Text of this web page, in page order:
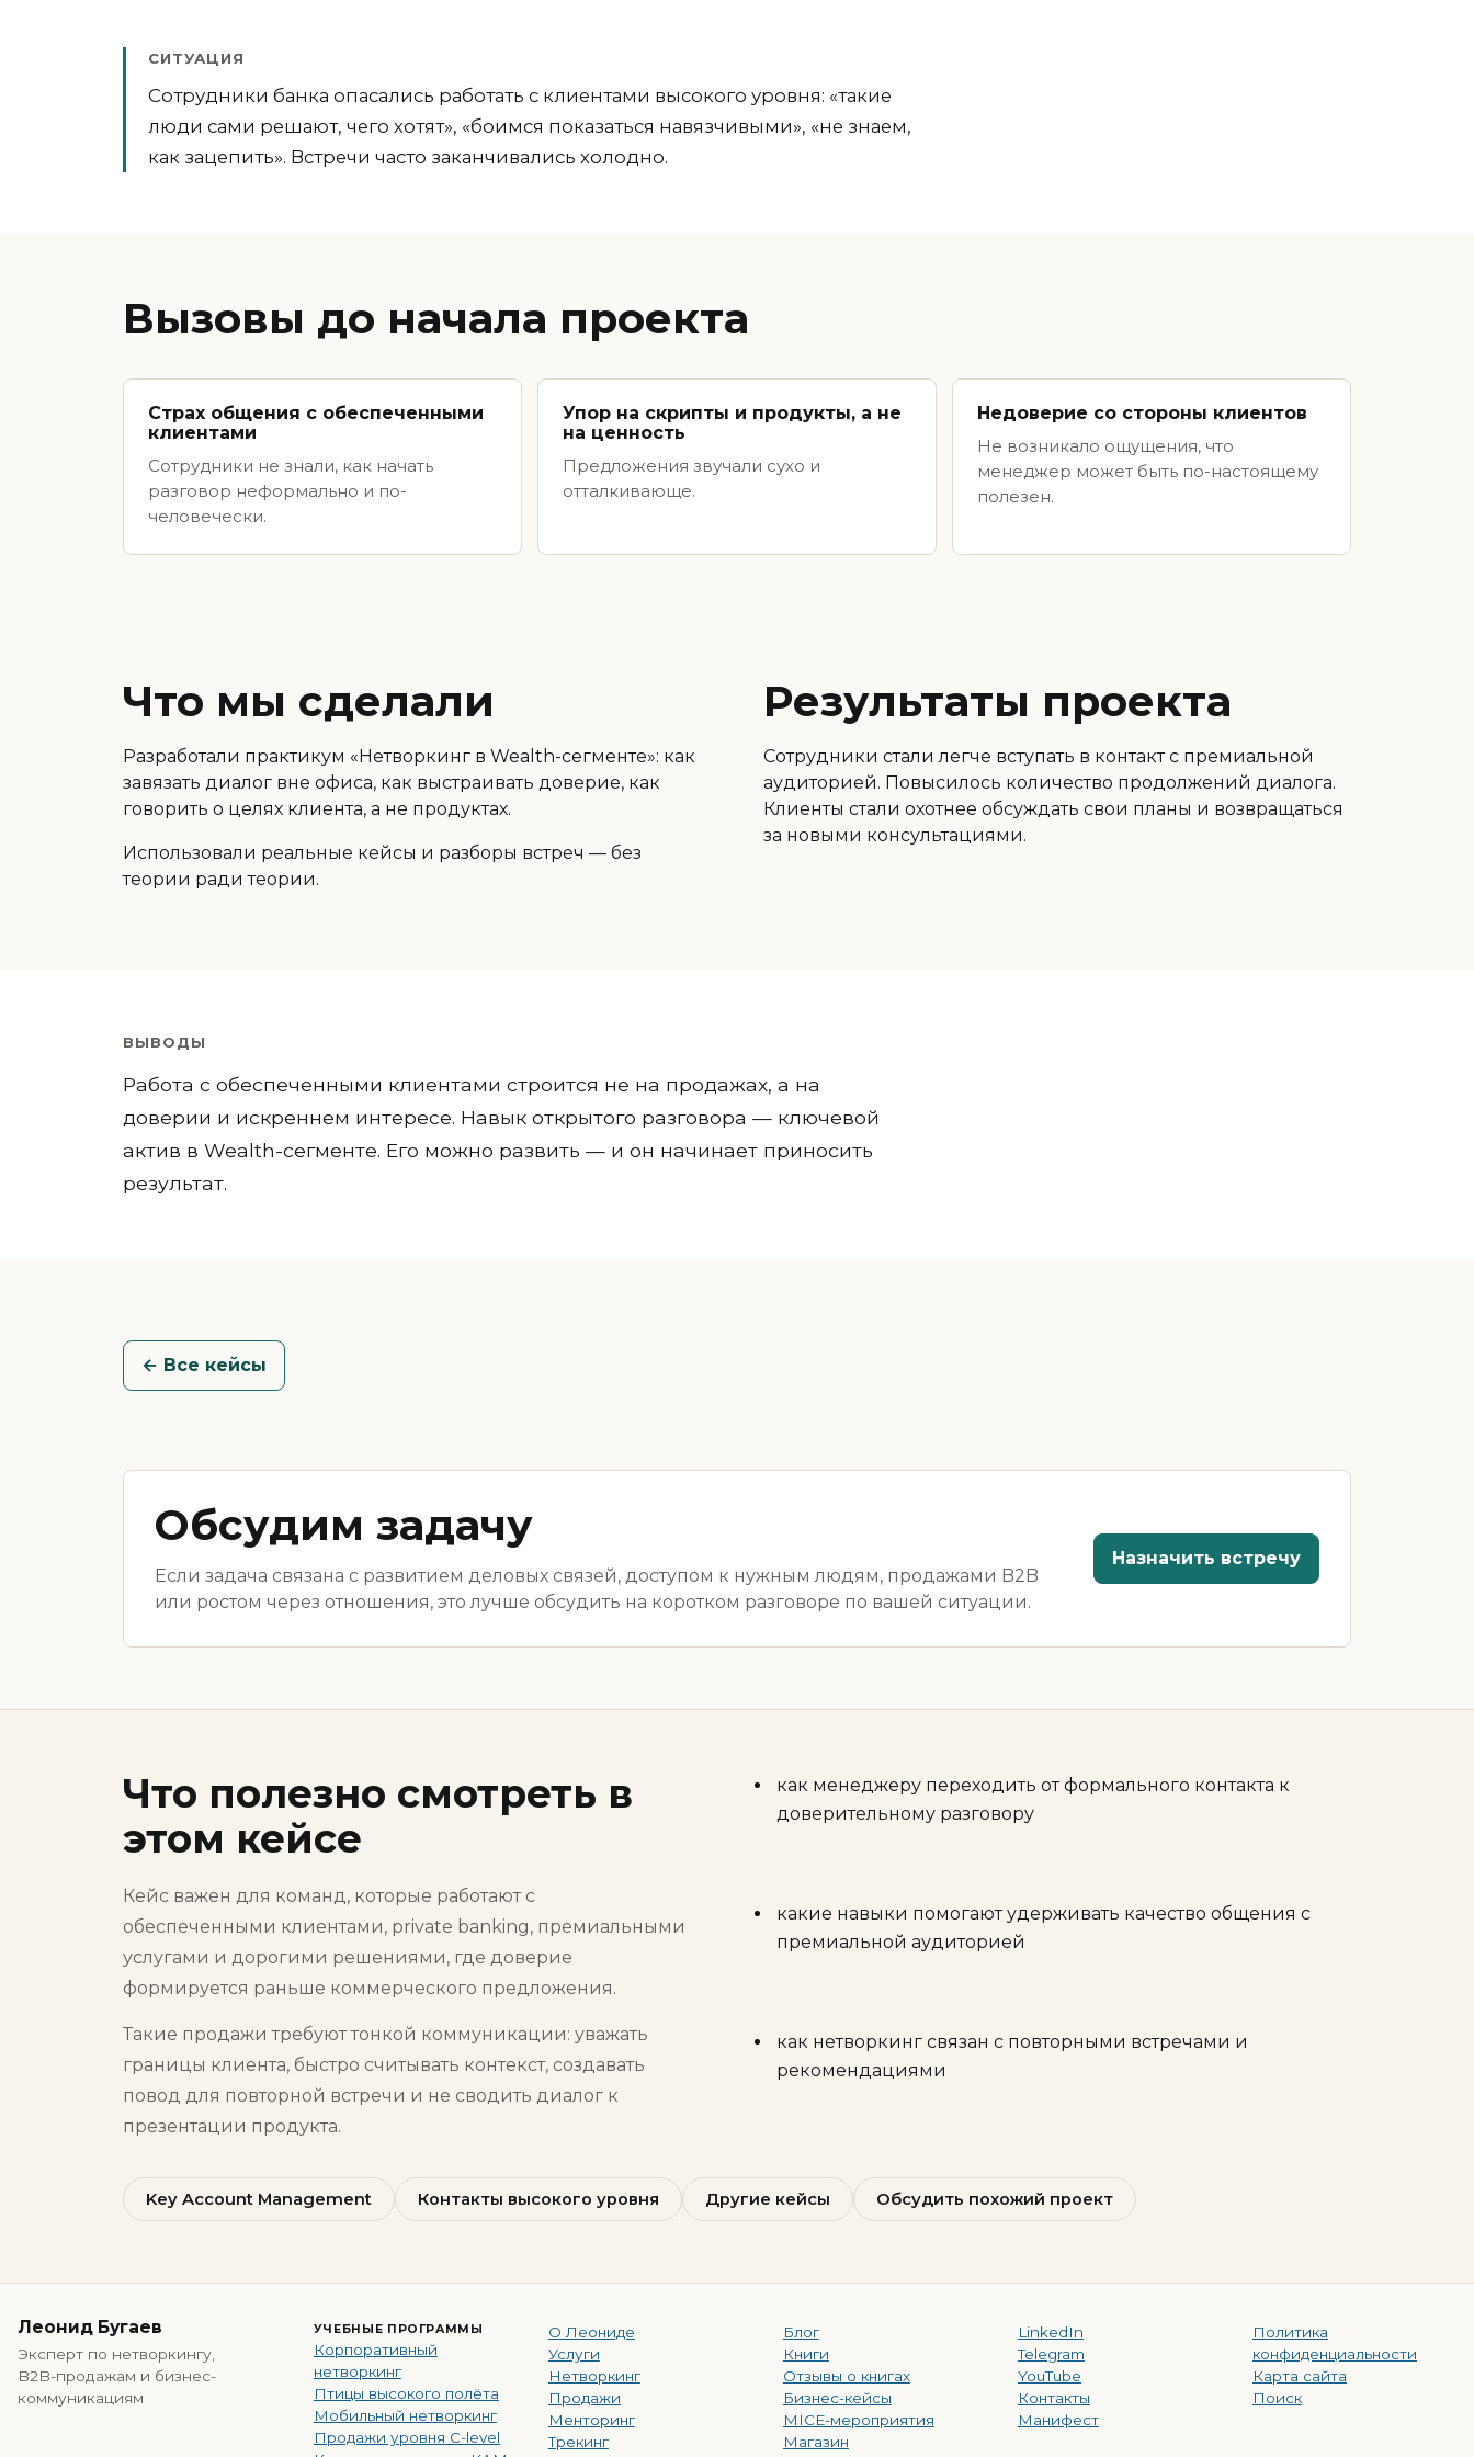
СИТУАЦИЯ
Сотрудники банка опасались работать с клиентами высокого уровня: «такие
люди сами решают, чего хотят», «боимся показаться навязчивыми», «не знаем,
как зацепить». Встречи часто заканчивались холодно.
Вызовы до начала проекта
Страх общения с обеспеченными
клиентами
Сотрудники не знали, как начать
разговор неформально и по-
человечески.
Упор на скрипты и продукты, а не
на ценность
Предложения звучали сухо и
отталкивающе.
Недоверие со стороны клиентов
Не возникало ощущения, что
менеджер может быть по-настоящему
полезен.
Что мы сделали
Разработали практикум «Нетворкинг в Wealth-сегменте»: как
завязать диалог вне офиса, как выстраивать доверие, как
говорить о целях клиента, а не продуктах.
Использовали реальные кейсы и разборы встреч — без
теории ради теории.
Результаты проекта
Сотрудники стали легче вступать в контакт с премиальной
аудиторией. Повысилось количество продолжений диалога.
Клиенты стали охотнее обсуждать свои планы и возвращаться
за новыми консультациями.
ВЫВОДЫ
Работа с обеспеченными клиентами строится не на продажах, а на
доверии и искреннем интересе. Навык открытого разговора — ключевой
актив в Wealth-сегменте. Его можно развить — и он начинает приносить
результат.
← Все кейсы
Обсудим задачу
Если задача связана с развитием деловых связей, доступом к нужным людям, продажами B2B
или ростом через отношения, это лучше обсудить на коротком разговоре по вашей ситуации.
Назначить встречу
Что полезно смотреть в
этом кейсе
Кейс важен для команд, которые работают с
обеспеченными клиентами, private banking, премиальными
услугами и дорогими решениями, где доверие
формируется раньше коммерческого предложения.
Такие продажи требуют тонкой коммуникации: уважать
границы клиента, быстро считывать контекст, создавать
повод для повторной встречи и не сводить диалог к
презентации продукта.
как менеджеру переходить от формального контакта к
доверительному разговору
какие навыки помогают удерживать качество общения с
премиальной аудиторией
как нетворкинг связан с повторными встречами и
рекомендациями
Key Account Management Контакты высокого уровня Другие кейсы Обсудить похожий проект
Леонид Бугаев
Эксперт по нетворкингу,
B2B-продажам и бизнес-
коммуникациям
УЧЕБНЫЕ ПРОГРАММЫ
Корпоративный
нетворкинг
Птицы высокого полёта
Мобильный нетворкинг
Продажи уровня C-level
О Леониде
Услуги
Нетворкинг
Продажи
Менторинг
Трекинг
Блог
Книги
Отзывы о книгах
Бизнес-кейсы
MICE-мероприятия
Магазин
LinkedIn
Telegram
YouTube
Контакты
Манифест
Политика
конфиденциальности
Карта сайта
Поиск